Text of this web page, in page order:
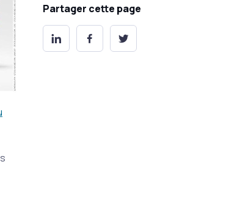
Partager cette page